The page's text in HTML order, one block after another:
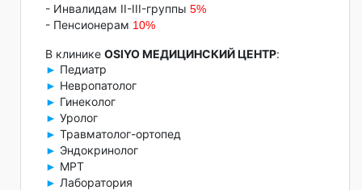
- Инвалидам II-III-группы 5%
- Пенсионерам 10%
В клинике OSIYO МЕДИЦИНСКИЙ ЦЕНТР:
► Педиатр
► Невропатолог
► Гинеколог
► Уролог
► Травматолог-ортопед
► Эндокринолог
► МРТ
► Лаборатория